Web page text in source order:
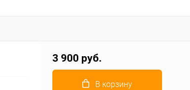
3 900 руб.
В корзину